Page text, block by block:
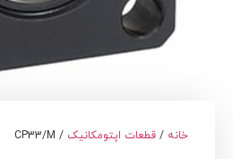
خانه / قطعات اپتومکانیک / CP33/M